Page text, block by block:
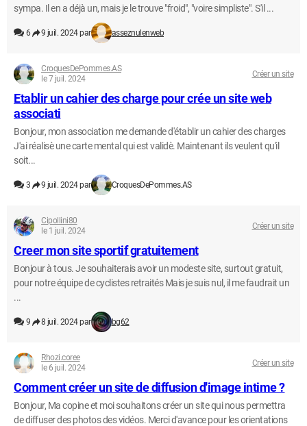
sympa. Il en a déjà un, mais je le trouve "froid", "voire simpliste". S'il ...
6 9 juil. 2024 par asseznulenweb
CroquesDePommes.AS
le 7 juil. 2024
Créer un site
Etablir un cahier des charge pour crée un site web
associati
Bonjour, mon association me demande d'établir un cahier des charges
J'ai réalisè une carte mental qui est validè. Maintenant ils veulent qu'il
soit...
3 9 juil. 2024 par CroquesDePommes.AS
Cipollini80
le 1 juil. 2024
Créer un site
Creer mon site sportif gratuitement
Bonjour à tous. Je souhaiterais avoir un modeste site, surtout gratuit,
pour notre équipe de cyclistes retraités Mais je suis nul, il me faudrait un
...
9 8 juil. 2024 par bg62
Rhozi.coree
le 6 juil. 2024
Créer un site
Comment créer un site de diffusion d'image intime ?
Bonjour, Ma copine et moi souhaitons créer un site qui nous permettra
de diffuser des photos des vidéos. Merci d'avance pour les orientations